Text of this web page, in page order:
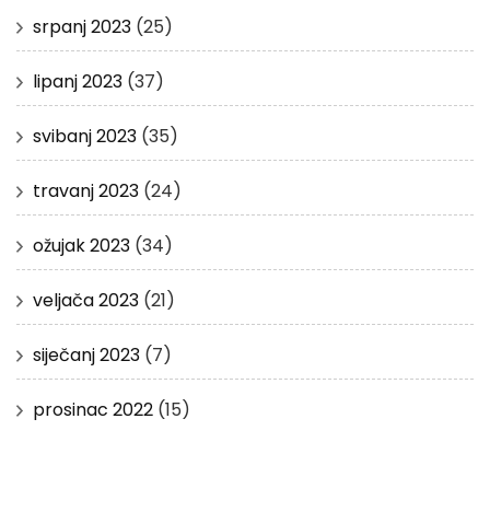
srpanj 2023 (25)
lipanj 2023 (37)
svibanj 2023 (35)
travanj 2023 (24)
ožujak 2023 (34)
veljača 2023 (21)
siječanj 2023 (7)
prosinac 2022 (15)